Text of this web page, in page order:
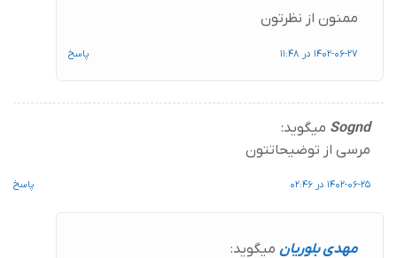
ممنون از نظرتون
1402-06-27 در 11:48 پاسخ
Sognd میگوید:
مرسی از توضیحاتتون
1402-06-25 در 02:46 پاسخ
مهدی بلوریان میگوید: